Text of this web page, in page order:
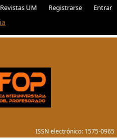
Revistas UM Registrarse Entrar
ISSN electrónico: 1575-0965